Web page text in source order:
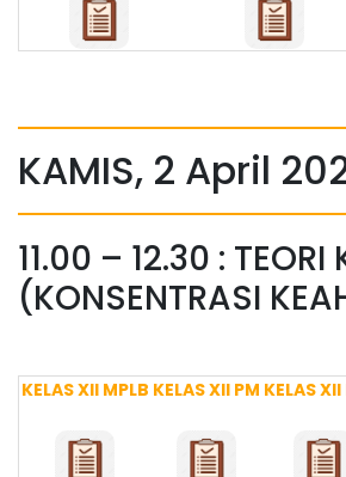
KAMIS, 2 April
11.00 – 12.30 : TEORI
(KONSENTRASI
KELAS XII MPLB KELAS XII PM KELAS